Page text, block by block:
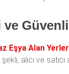
ve
Eşya Alan Yerler
şekli, alıcı ve